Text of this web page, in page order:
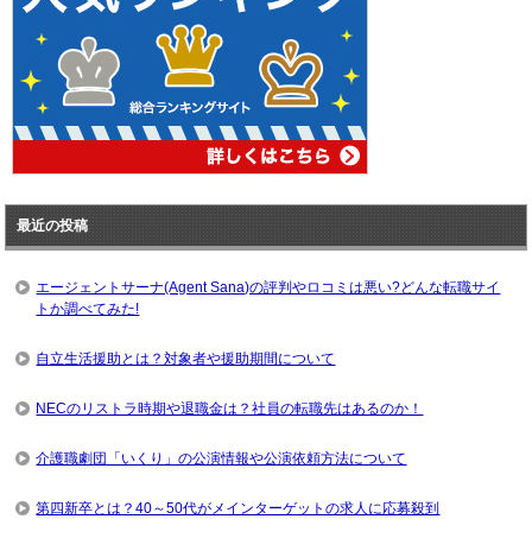
最近の投稿
エージェントサーナ(Agent Sana)の評判やロコミは悪い?どんな転職サイ
トか調べてみた!
自立生活援助とは？対象者や援助期間について
NECのリストラ時期や退職金は？社員の転職先はあるのか！
介護職劇団「いくり」の公演情報や公演依頼方法について
第四新卒とは？40～50代がメインターゲットの求人に応募殺到